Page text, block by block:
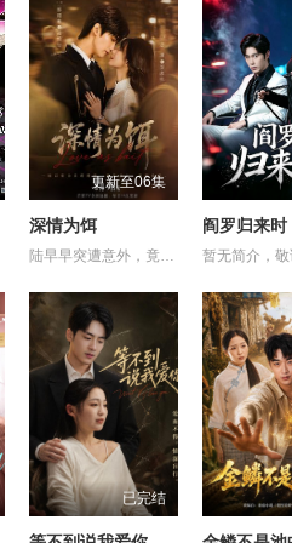
更新至06集
深情为饵
陆早早突遭意外，竟穿越成民国少夫人苏沐晚，醒来，却是丈夫枪口相对、父母冤案、连环下毒……她于绝境中步步破局，与“醋精”少爷凌慎行从生死对立到情根深重，可就在浓情蜜意时，她骤然梦醒归现代，转角竟撞见那个熟悉的“他”！
阎罗归来时
暂无简介，
已完结